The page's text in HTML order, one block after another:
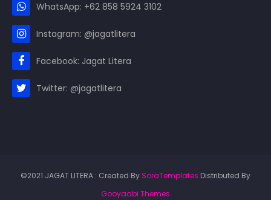
WhatsApp: +62 858 5924 3102
Instagram: @jagatlitera
Facebook: Jagat Litera
Twitter: @jagatlitera
©2021 JAGAT LITERA : Created By SoraTemplates Distributed By
Gooyaabi Themes